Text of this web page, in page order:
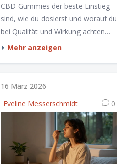
CBD-Gummies der beste Einstieg
sind, wie du dosierst und worauf du
bei Qualität und Wirkung achten
musst.
Mehr anzeigen
16 März 2026
Eveline Messerschmidt
0